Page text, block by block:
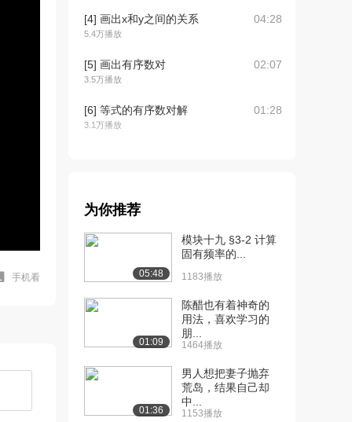
手机看
[4] 画出x和y之间的关系
5.4万播放
04:28
[5] 画出有序数对
3.5万播放
02:07
[6] 等式的有序数对解
3.1万播放
01:28
[8] 解释线性图像
3.4万播放
[9] X和Y截距 04:07
2.5万播放
[11] 直线斜率
[12] 斜率例题 04:02
为你推荐
05:48
模块十九 §3-2 计算
固有频率的...
1183播放
01:09
陈醋也有着神奇的
用法，喜欢学习的
朋...
1464播放
01:36
男人想把妻子抛弃
荒岛，结果自己却
中...
1153播放